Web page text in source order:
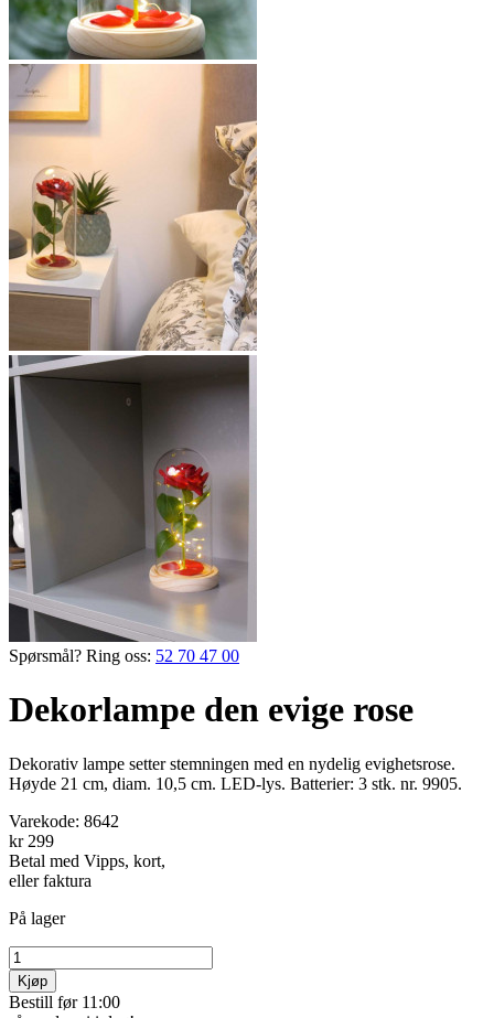
Spørsmål? Ring oss: 52 70 47 00
Dekorlampe den evige rose
Dekorativ lampe setter stemningen med en nydelig evighetsrose.
Høyde 21 cm, diam. 10,5 cm. LED-lys. Batterier: 3 stk. nr. 9905.
Varekode: 8642
kr 299
Betal med Vipps, kort,
eller faktura
På lager
Kjøp
Bestill før 11:00